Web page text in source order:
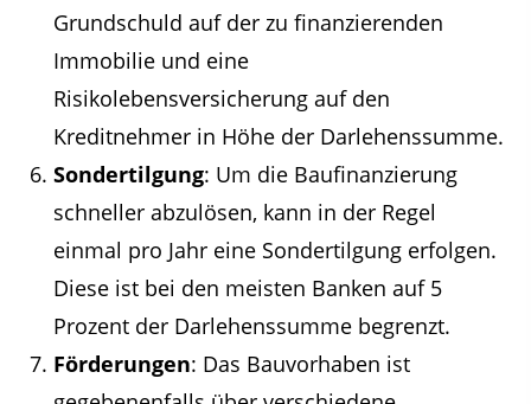
Grundschuld auf der zu finanzierenden
Immobilie und eine
Risikolebensversicherung auf den
Kreditnehmer in Höhe der Darlehenssumme.
Sondertilgung: Um die Baufinanzierung
schneller abzulösen, kann in der Regel
einmal pro Jahr eine Sondertilgung erfolgen.
Diese ist bei den meisten Banken auf 5
Prozent der Darlehenssumme begrenzt.
Förderungen: Das Bauvorhaben ist